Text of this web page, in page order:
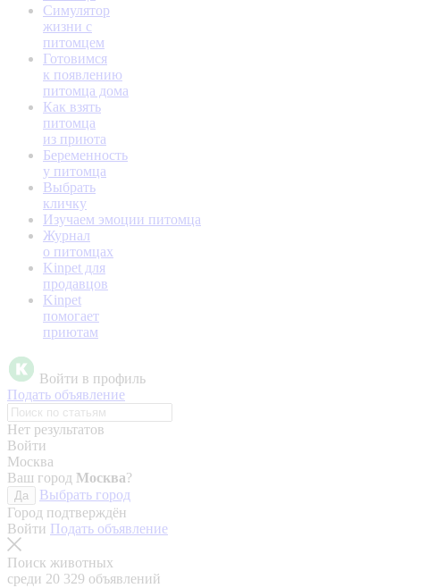
Симулятор
жизни с
питомцем
Готовимся
к появлению
питомца дома
Как взять
питомца
из приюта
Беременность
у питомца
Выбрать
кличку
Изучаем эмоции питомца
Журнал
о питомцах
Kinpet для
продавцов
Kinpet
помогает
приютам
Войти в профиль
Подать объявление
Нет результатов
Войти
Москва
Ваш город Москва?
Да
Выбрать город
Город подтверждён
Войти Подать объявление
Поиск животных
среди 20 329 объявлений